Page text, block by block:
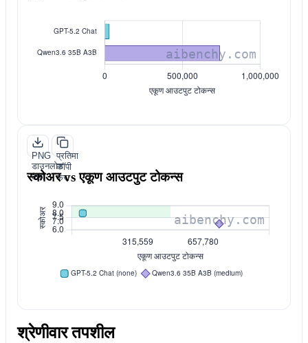
PNG
डाउनलोड
करा
प्रतिमा
कॉपी
करा
स्कोअर vs एकूण आउटपुट टोकन्स
श्रेणीवार तपशील